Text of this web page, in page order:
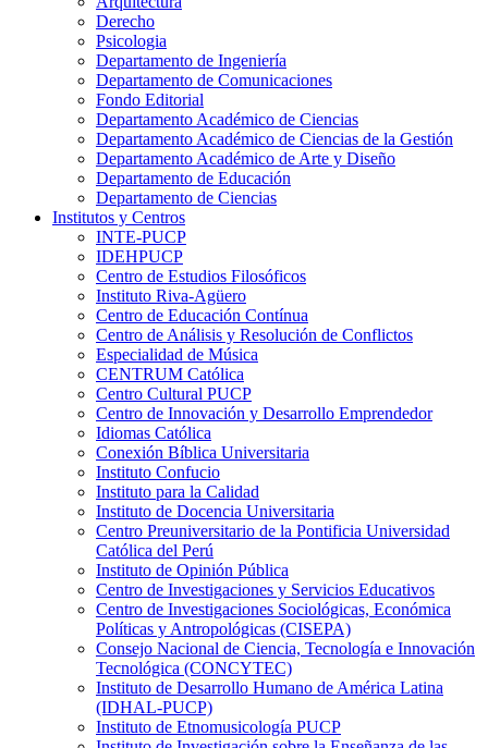
Derecho
Psicologia
Departamento de Ingeniería
Departamento de Comunicaciones
Fondo Editorial
Departamento Académico de Ciencias
Departamento Académico de Ciencias de la Gestión
Departamento Académico de Arte y Diseño
Departamento de Educación
Departamento de Ciencias
Institutos y Centros
INTE-PUCP
IDEHPUCP
Centro de Estudios Filosóficos
Instituto Riva-Agüero
Centro de Educación Contínua
Centro de Análisis y Resolución de Conflictos
Especialidad de Música
CENTRUM Católica
Centro Cultural PUCP
Centro de Innovación y Desarrollo Emprendedor
Idiomas Católica
Conexión Bíblica Universitaria
Instituto Confucio
Instituto para la Calidad
Instituto de Docencia Universitaria
Centro Preuniversitario de la Pontificia Universidad
Católica del Perú
Instituto de Opinión Pública
Centro de Investigaciones y Servicios Educativos
Centro de Investigaciones Sociológicas, Económica
Políticas y Antropológicas (CISEPA)
Consejo Nacional de Ciencia, Tecnología e Innovación
Tecnológica (CONCYTEC)
Instituto de Desarrollo Humano de América Latina
(IDHAL-PUCP)
Instituto de Etnomusicología PUCP